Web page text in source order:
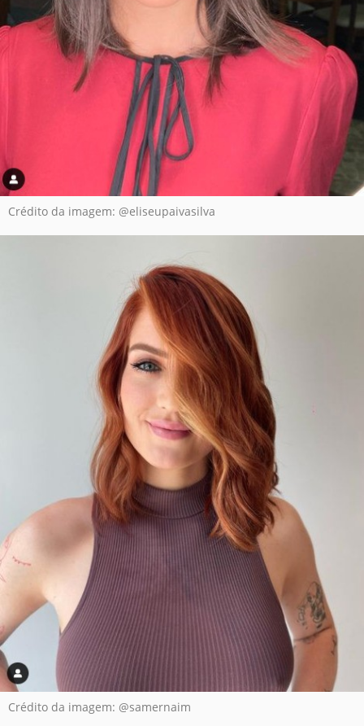
Crédito da imagem: @eliseupaivasilva
Crédito da imagem: @samernaim